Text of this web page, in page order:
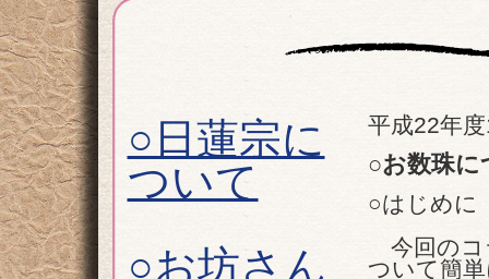
平成22年
○お数珠
○はじめに
今回のコ
ついて簡
○日蓮宗に
ついて
○お坊さん